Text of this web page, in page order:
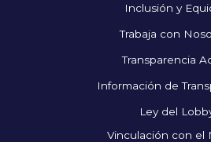
Inclusión y
Trabaja con
Transparencia
Información de
Ley del
Vinculación con el